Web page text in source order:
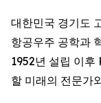
대한민국 경기도
항공우주 공학과
1952년 설립 이후
할 미래의 전문가